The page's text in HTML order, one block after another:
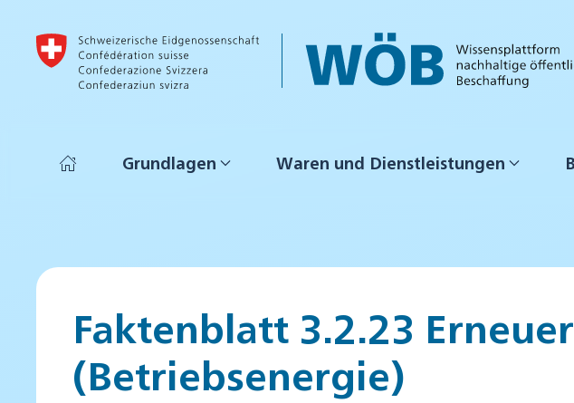
Skip to main content
Grundlagen Waren und Dienstleistungen
Faktenblatt 3.2.23
(Betriebsenergie)